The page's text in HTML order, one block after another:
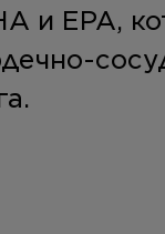
и EPA,